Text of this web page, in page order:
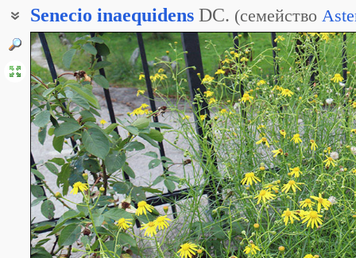
Senecio inaequidens DC. (семейство